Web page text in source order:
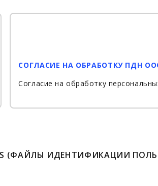
СОГЛАСИЕ НА ОБРАБОТКУ ПДН
Согласие на обработку
(ФАЙЛЫ ИДЕНТИФИКАЦИИ